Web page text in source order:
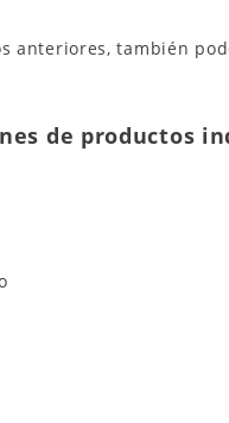
anteriores, también
de productos